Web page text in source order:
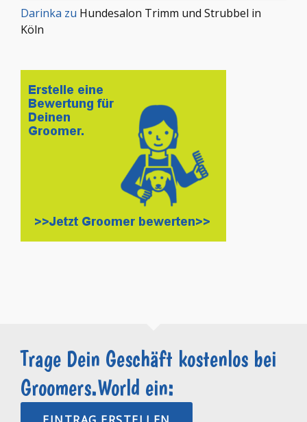
Darinka zu Hundesalon Trimm und Strubbel in
Köln
Trage Dein Geschäft kostenlos bei
Groomers.World ein: